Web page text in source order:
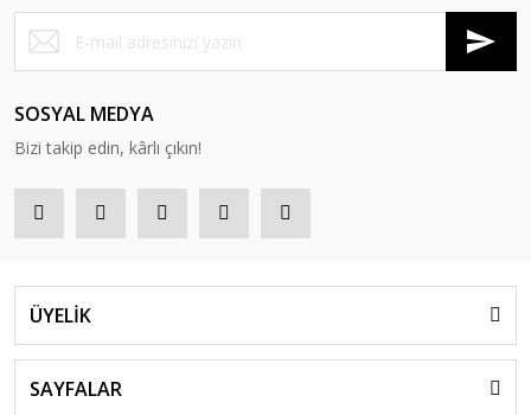
SOSYAL MEDYA
Bizi takip edin, kârlı çıkın!
ÜYELİK
SAYFALAR